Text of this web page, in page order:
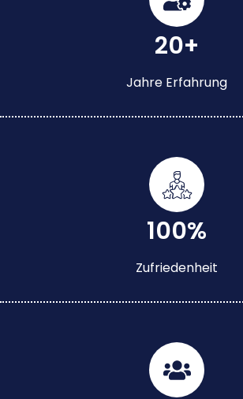
20+
Jahre Erfahrung
100%
Zufriedenheit